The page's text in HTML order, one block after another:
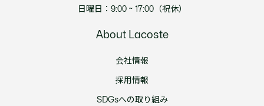
日曜日：9:00 ~ 17:00（祝休）
About Lacoste
会社情報
採用情報
SDGsへの取り組み